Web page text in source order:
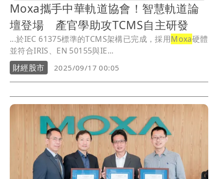
Moxa攜手中華軌道協會！智慧軌道論
壇登場 產官學助攻TCMS自主研發
...於IEC 61375標準的TCMS架構已完成，採用Moxa硬體
並符合IRIS、EN 50155與IE...
財經股市
2025/09/17 00:05